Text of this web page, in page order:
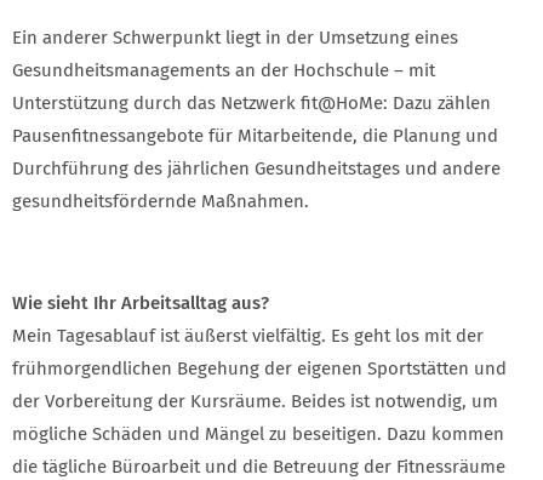
Ein anderer Schwerpunkt liegt in der Umsetzung eines
Gesundheitsmanagements an der Hochschule – mit
Unterstützung durch das Netzwerk fit@HoMe: Dazu zählen
Pausenfitnessangebote für Mitarbeitende, die Planung und
Durchführung des jährlichen Gesundheitstages und andere
gesundheitsfördernde Maßnahmen.
Wie sieht Ihr Arbeitsalltag aus?
Mein Tagesablauf ist äußerst vielfältig. Es geht los mit der
frühmorgendlichen Begehung der eigenen Sportstätten und
der Vorbereitung der Kursräume. Beides ist notwendig, um
mögliche Schäden und Mängel zu beseitigen. Dazu kommen
die tägliche Büroarbeit und die Betreuung der Fitnessräume